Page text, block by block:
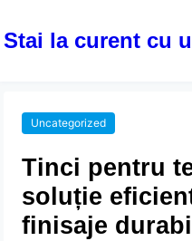
Stai la curent cu
Uncategorized
Tinci pentru
soluție
finisaje